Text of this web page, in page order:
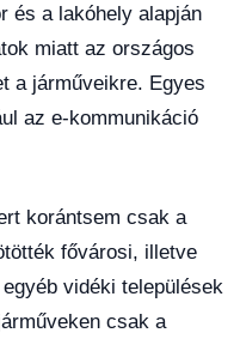
és a lakóhely alapján
miatt az országos
a járműveikre. Egyes
az e-kommunikáció
korántsem csak a
fővárosi, illetve
vidéki települések
csak a